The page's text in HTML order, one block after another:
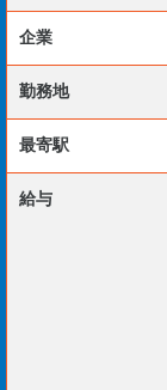
〇書類作成
［応募資格］
〇業界経験5年
〇1･2級土木
〇1･2級舗装
〇1･2級造園
企業
勤務地
最寄駅
給与